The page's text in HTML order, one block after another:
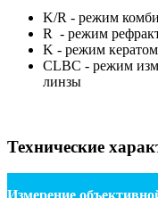
K/R - режим
R - режим
K - режим
CLBC - режим
линзы
Технические